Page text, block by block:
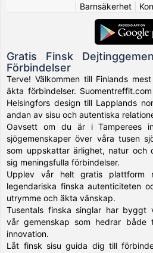
Barnsäkerhet|
Gratis Finsk
Förbindelser
Terve! Välkommen till Finlands
äkta förbindelser.
Helsingfors design till Lapplands
andan av sisu och autentiska
Oavsett om du är i Tamperees
sjögemenskaper över våra tusen
som uppskattar ärlighet, natur
sig meningsfulla förbindelser.
Upplev vår helt gratis plattform
legendariska finska autenticiteten
utrymme och äkta vänskap.
Tusentals finska singlar har byggt
vår gemenskap som hedrar både
innovation.
Låt finsk sisu guida dig till